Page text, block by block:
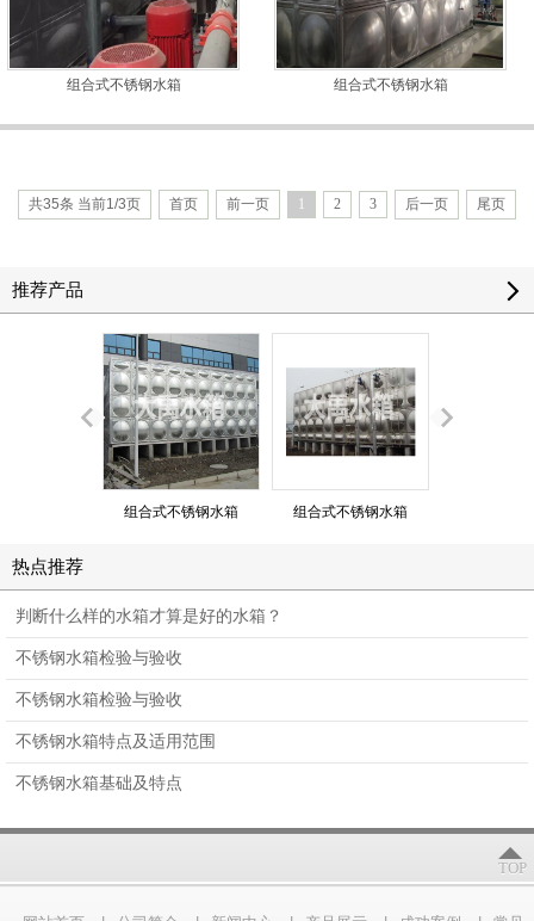
组合式不锈钢水箱 组合式不锈钢水箱
共35条 当前1/3页 首页 前一页 1 2 3 后一页 尾页
推荐产品
组合式不锈钢水箱 组合式不锈钢水箱
热点推荐
判断什么样的水箱才算是好的水箱？
不锈钢水箱检验与验收
不锈钢水箱检验与验收
不锈钢水箱特点及适用范围
不锈钢水箱基础及特点
TOP